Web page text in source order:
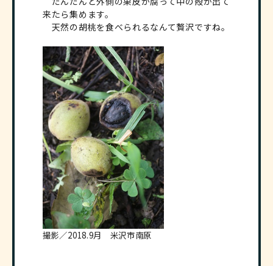
来たら集めます。
天然の胡桃を食べられるなんて贅沢ですね。
撮影／2018.9月 米沢市南原